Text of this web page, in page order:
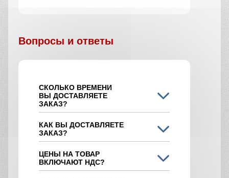
Вопросы и ответы
СКОЛЬКО ВРЕМЕНИ
ВЫ ДОСТАВЛЯЕТЕ
ЗАКАЗ?
КАК ВЫ ДОСТАВЛЯЕТЕ
ЗАКАЗ?
ЦЕНЫ НА ТОВАР
ВКЛЮЧАЮТ НДС?